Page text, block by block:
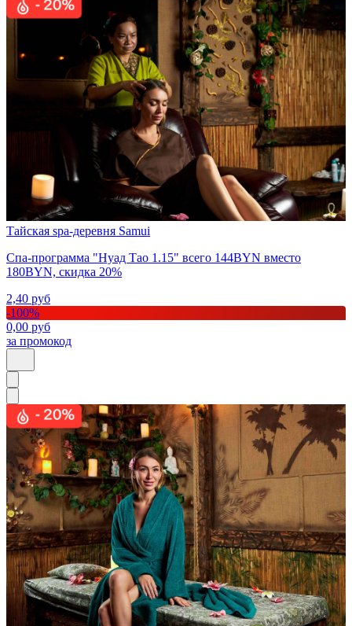
Тайская spa-деревня Samui
Спа-программа "Нуад Тао 1.15" всего 144BYN вместо
180BYN, скидка 20%
2,40 руб
-100%
0,00 руб
за промокод